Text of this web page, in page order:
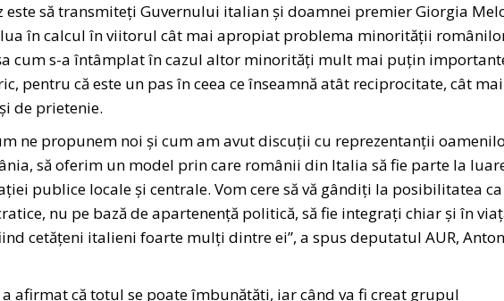
este să transmiteți Guvernului italian și doamnei premier Giorgia
lua în calcul în viitorul cât mai apropiat problema minorității
cum s-a întâmplat în cazul altor minorități mult mai puțin
pentru că este un pas în ceea ce înseamnă atât reciprocitate, cât mai
de prietenie.
ne propunem noi și cum am avut discuții cu reprezentanții
să oferim un model prin care românii din Italia să fie parte la
publice locale și centrale. Vom cere să vă gândiți la posibilitatea ca
nu pe bază de apartenență politică, să fie integrați chiar și în
cetățeni italieni foarte mulți dintre ei”, a spus deputatul AUR,
afirmat că totul se poate îmbunătăți, iar când va fi creat grupul